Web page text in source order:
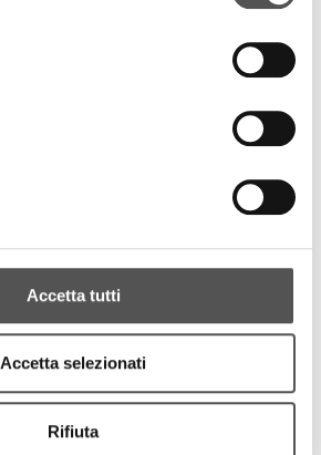
Accetta tutti
Accetta selezionati
Rifiuta